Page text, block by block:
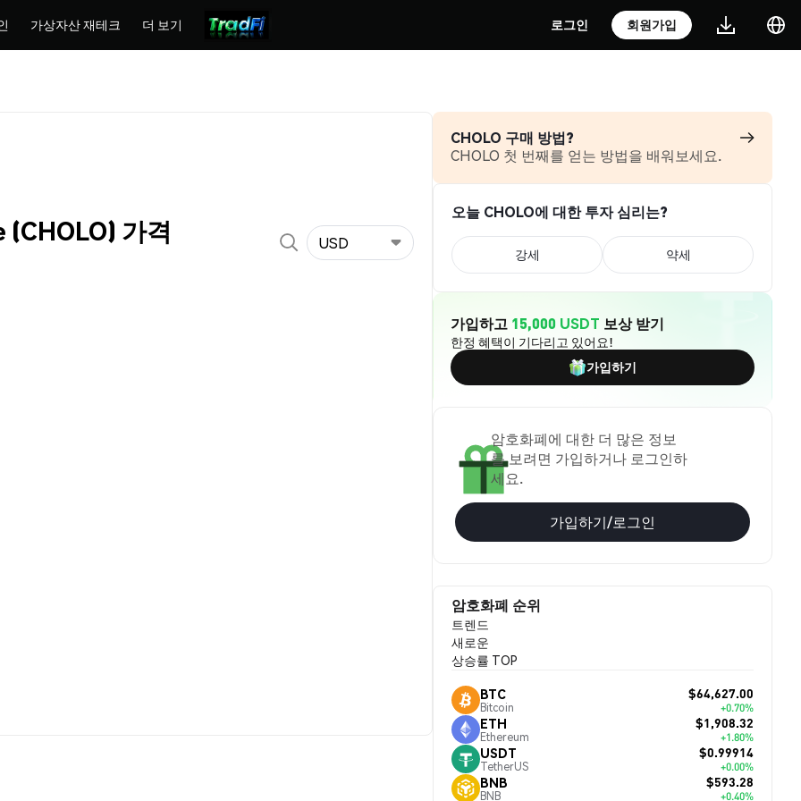
가상자산 재테크 더 보기 로그인 회원가입
가격 USD
CHOLO 구매 방법?
CHOLO 첫 번째를 얻는 방법을 배워보세요.
오늘 CHOLO에 대한 투자 심리는?
강세 약세
가입하고 15,000 USDT 보상 받기
한정 혜택이 기다리고 있어요!
가입하기
암호화폐에 대한 더 많은 정보
를 보려면 가입하거나 로그인하
세요.
가입하기/로그인
암호화폐 순위
트렌드
새로운
상승률 TOP
BTC
Bitcoin
$64,627.00
+0.70%
ETH
Ethereum
$1,908.32
+1.80%
USDT
TetherUS
$0.99914
+0.00%
BNB
BNB
$593.28
+0.40%